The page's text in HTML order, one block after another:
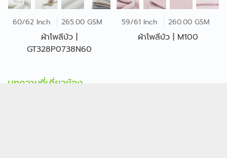
60/62 Inch 265.00 GSM
ผ้าโพลีบัว |
GT328P0738N60
59/61 Inch 260.00 GSM
ผ้าโพลีบัว | M100
บทความที่เกี่ยวข้อง